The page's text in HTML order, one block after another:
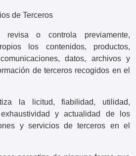
de Terceros
revisa o controla previamente,
los contenidos, productos,
datos, archivos y
de terceros recogidos en el
la licitud, fiabilidad, utilidad,
y actualidad de los
y servicios de terceros en el